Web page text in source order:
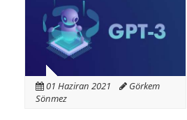
01 Haziran 2021
Görkem
Sönmez